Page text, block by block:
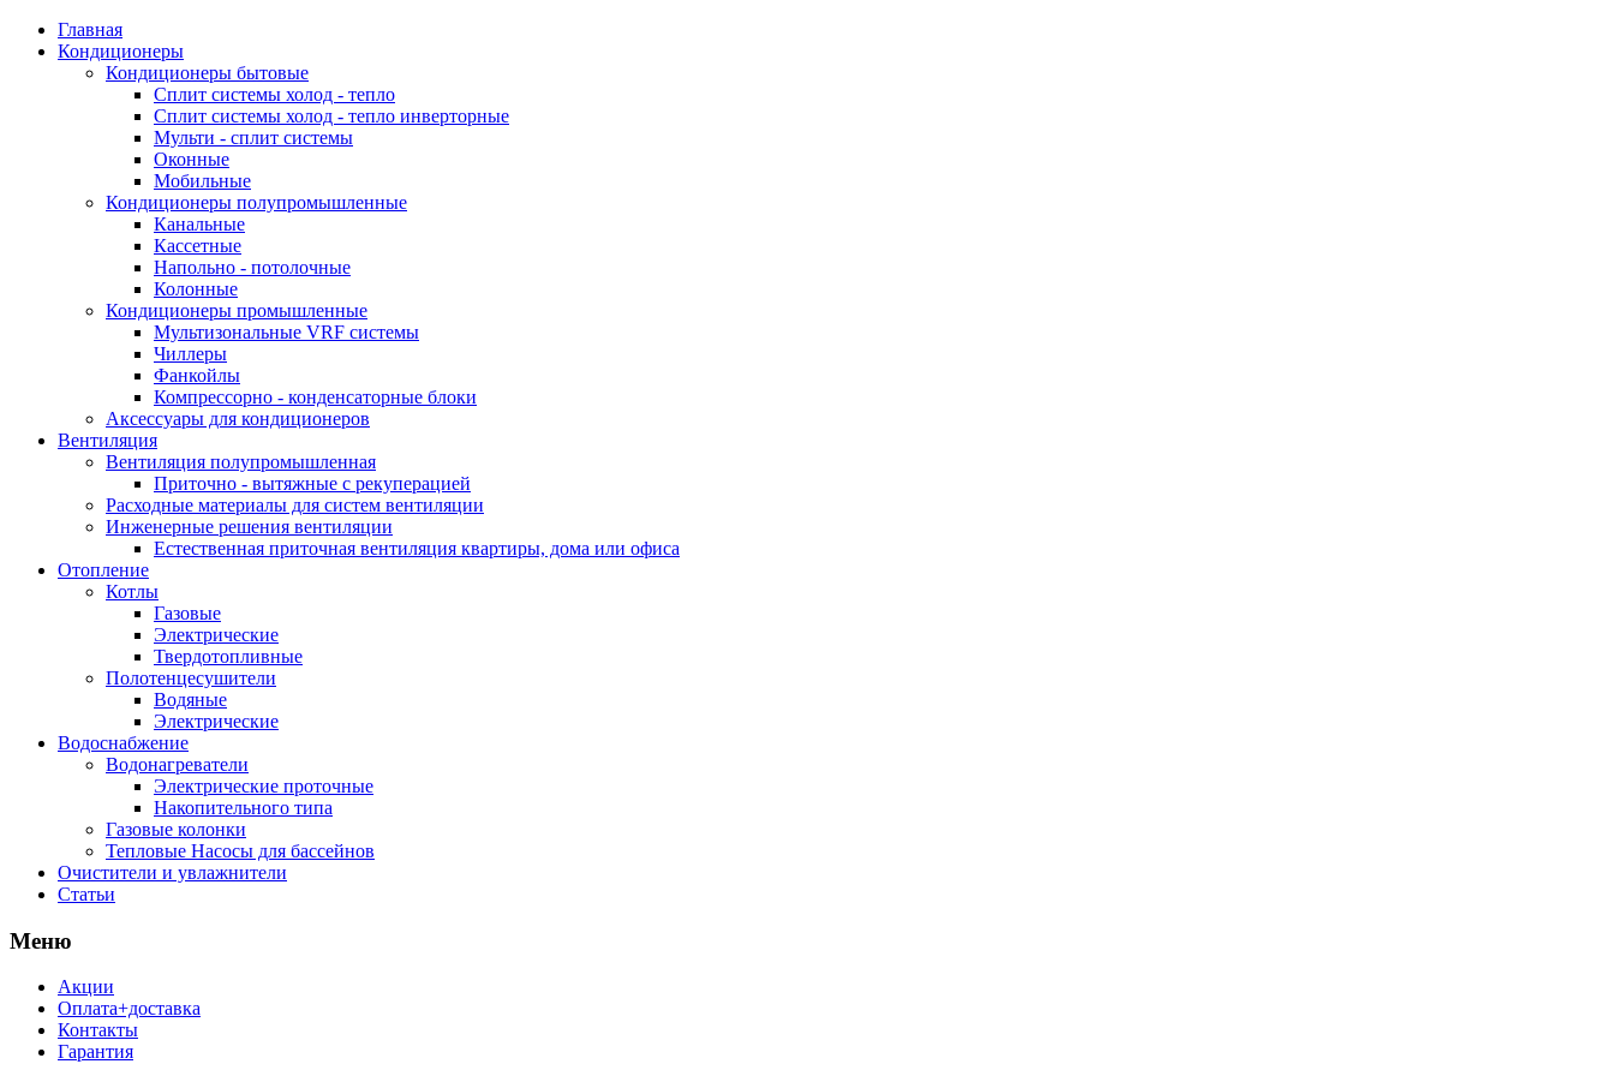
Главная
Кондиционеры
Кондиционеры бытовые
Сплит системы холод - тепло
Сплит системы холод - тепло инверторные
Мульти - сплит системы
Оконные
Мобильные
Кондиционеры полупромышленные
Канальные
Кассетные
Напольно - потолочные
Колонные
Кондиционеры промышленные
Мультизональные VRF системы
Чиллеры
Фанкойлы
Компрессорно - конденсаторные блоки
Аксессуары для кондиционеров
Вентиляция
Вентиляция полупромышленная
Приточно - вытяжные с рекуперацией
Расходные материалы для систем вентиляции
Инженерные решения вентиляции
Естественная приточная вентиляция квартиры, дома или офиса
Отопление
Котлы
Газовые
Электрические
Твердотопливные
Полотенцесушители
Водяные
Электрические
Водоснабжение
Водонагреватели
Электрические проточные
Накопительного типа
Газовые колонки
Тепловые Насосы для бассейнов
Очистители и увлажнители
Статьи
Меню
Акции
Оплата+доставка
Контакты
Гарантия